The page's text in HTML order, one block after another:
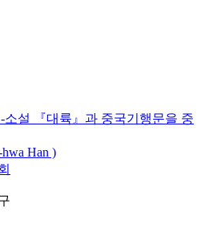
소설 『대륙』과 중국기행문을 중
Han )